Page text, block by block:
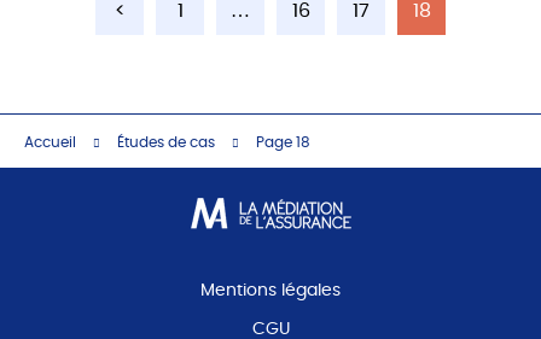
< 1 … 16 17 18
Accueil Études de cas Page 18
Mentions légales
CGU